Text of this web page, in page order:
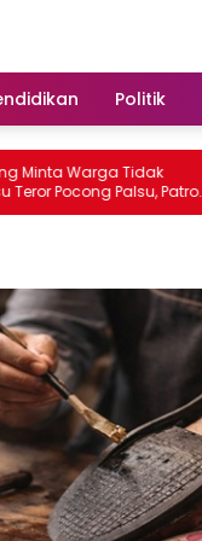
Politik
Warga Tidak
Palsu, Patroli